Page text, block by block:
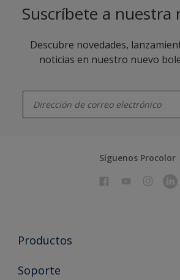
Suscríbete a nuestra
Descubre novedades,
noticias en nuestro nuevo
Síguenos Procolor
Productos
Todos los productos
Soporte